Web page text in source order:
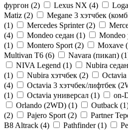
фургон (2) Lexus NX (4)
Matiz (2) Megane 3 хэтчбек
(1) Mercedes Sprinter (2)
(4) Mondeo седан (1) Mondeo
(1) Montero Sport (2) Moxave (
Multivan T6 (6) Navara (пикап) (1
NIVA Legend (1) Nubira
(1) Nubira хэтчбек (2) Octavia
(4) Octavia 3 хэтчбек/лифтбек
(1) Octavia универсал (1) on-
Orlando (2WD) (1) Outback (1
(2) Pajero Sport (2) Partner
B8 Altrack (4) Pathfinder (1)